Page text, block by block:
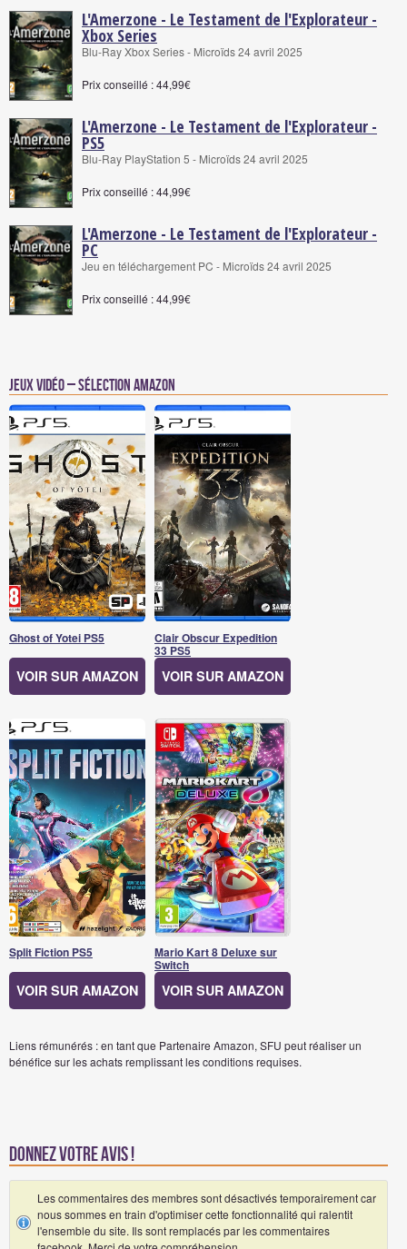
L'Amerzone - Le Testament de l'Explorateur -
Xbox Series
Blu-Ray Xbox Series - Microïds 24 avril 2025
Prix conseillé : 44,99€
L'Amerzone - Le Testament de l'Explorateur -
PS5
Blu-Ray PlayStation 5 - Microïds 24 avril 2025
Prix conseillé : 44,99€
L'Amerzone - Le Testament de l'Explorateur -
PC
Jeu en téléchargement PC - Microïds 24 avril 2025
Prix conseillé : 44,99€
Jeux vidéo – Sélection Amazon
Ghost of Yotei PS5
VOIR SUR AMAZON
Clair Obscur Expedition
33 PS5
VOIR SUR AMAZON
Split Fiction PS5
VOIR SUR AMAZON
Mario Kart 8 Deluxe sur
Switch
VOIR SUR AMAZON
Liens rémunérés : en tant que Partenaire Amazon, SFU peut réaliser un
bénéfice sur les achats remplissant les conditions requises.
Donnez votre avis !
Les commentaires des membres sont désactivés temporairement car
nous sommes en train d'optimiser cette fonctionnalité qui ralentit
l'ensemble du site. Ils sont remplacés par les commentaires